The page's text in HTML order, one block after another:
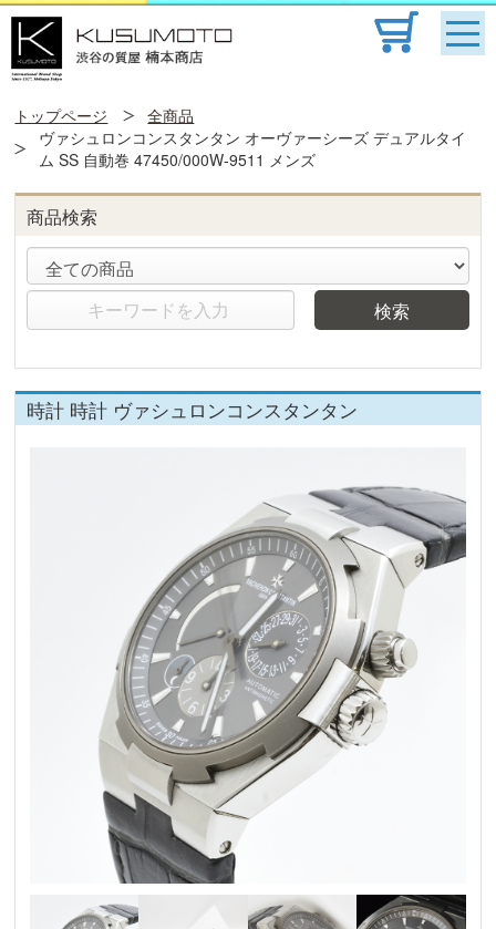
トップページ
全商品
ヴァシュロンコンスタンタン オーヴァーシーズ デュアルタイ
ム SS 自動巻 47450/000W-9511 メンズ
商品検索
検索
時計 時計 ヴァシュロンコンスタンタン